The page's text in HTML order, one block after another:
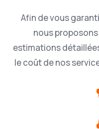
Afin de vous
nous
estimations
le coût de nos